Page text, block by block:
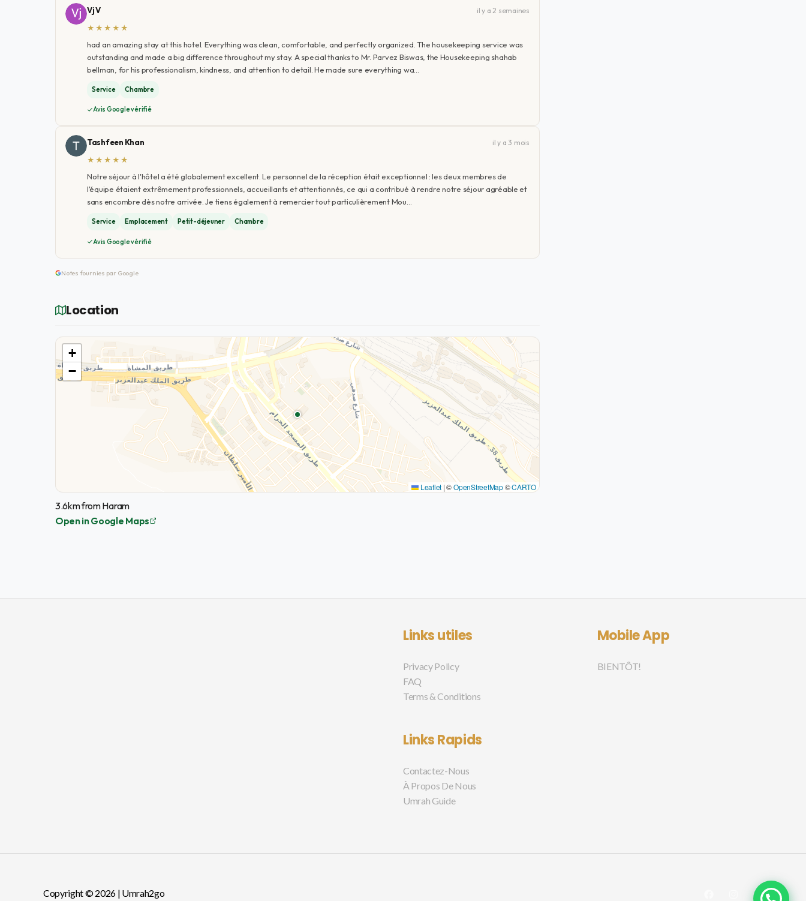
Vj V
il y a 2 semaines
★★★★★
had an amazing stay at this hotel. Everything was clean, comfortable, and perfectly organized. The housekeeping service was
outstanding and made a big difference throughout my stay. A special thanks to Mr. Parvez Biswas, the Housekeeping shahab
bellman, for his professionalism, kindness, and attention to detail. He made sure everything wa…
Service Chambre
Avis Google vérifié
Tashfeen Khan
il y a 3 mois
★★★★★
Notre séjour à l'hôtel a été globalement excellent. Le personnel de la réception était exceptionnel : les deux membres de
l'équipe étaient extrêmement professionnels, accueillants et attentionnés, ce qui a contribué à rendre notre séjour agréable et
sans encombre dès notre arrivée. Je tiens également à remercier tout particulièrement Mou…
Service Emplacement Petit-déjeuner Chambre
Avis Google vérifié
Notes fournies par Google
Location
+
−
Leaflet |©OpenStreetMap©CARTO
3.6km from Haram
Open in Google Maps
Links utiles
Privacy Policy
FAQ
Terms & Conditions
Links Rapids
Contactez-Nous
À Propos De Nous
Umrah Guide
Mobile App
BIENTÔT!
Copyright © 2026 | Umrah2go